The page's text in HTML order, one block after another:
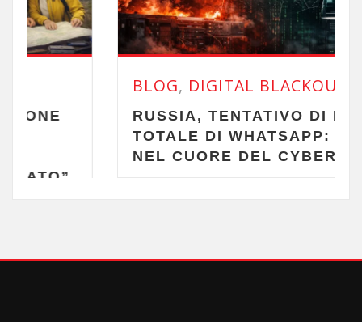
DIGITAL BLACKOUT
RUSSIA, TENTATIVO DI BLOCCO
TOTALE DI WHATSAPP: CRISI
NEL CUORE DEL CYBERSPAZIO